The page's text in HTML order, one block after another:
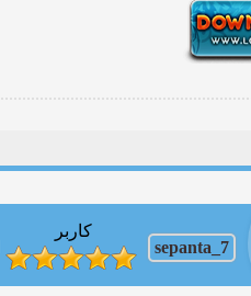
sepanta_7
کاربر